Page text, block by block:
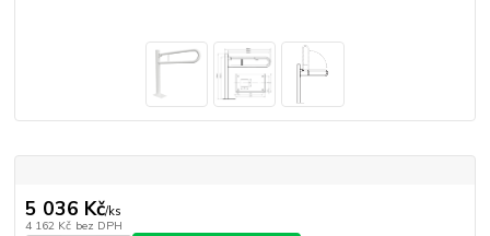
5 036 Kč/ks
4 162 Kč bez DPH